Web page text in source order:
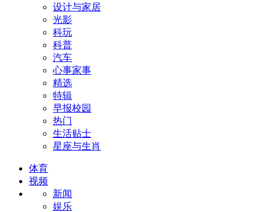
设计与家居
光影
科玩
科普
汽车
心事家事
精选
特辑
早报校园
热门
生活贴士
星座与生肖
体育
视频
新闻
娱乐